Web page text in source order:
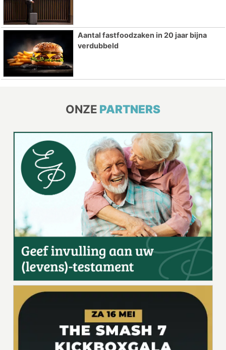
Aantal fastfoodzaken in 20 jaar bijna
verdubbeld
ONZE PARTNERS